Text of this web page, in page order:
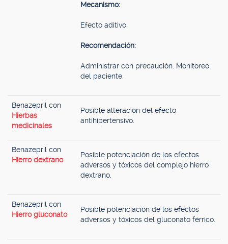
Mecanismo:
Efecto aditivo.
Recomendación:
Administrar con precaución. Monitoreo
del paciente.
Benazepril con
Hierbas
medicinales
Posible alteración del efecto
antihipertensivo.
Benazepril con
Hierro dextrano
Posible potenciación de los efectos
adversos y tóxicos del complejo hierro
dextrano.
Benazepril con
Hierro gluconato
Posible potenciación de los efectos
adversos y tóxicos del gluconato férrico.